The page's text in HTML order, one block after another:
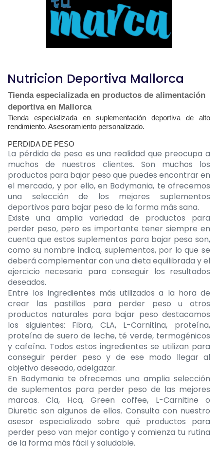
Nutricion Deportiva Mallorca
Tienda especializada en productos de alimentación
deportiva en Mallorca
Tienda especializada en suplementación deportiva de alto
rendimiento. Asesoramiento personalizado.
PERDIDA DE PESO
La pérdida de peso es una realidad que preocupa a
muchos de nuestros clientes. Son muchos los
productos para bajar peso que puedes encontrar en
el mercado, y por ello, en Bodymania, te ofrecemos
una selección de los mejores suplementos
deportivos para bajar peso de la forma más sana.
Existe una amplia variedad de productos para
perder peso, pero es importante tener siempre en
cuenta que estos suplementos para bajar peso son,
como su nombre indica, suplementos, por lo que se
deberá complementar con una dieta equilibrada y el
ejercicio necesario para conseguir los resultados
deseados.
Entre los ingredientes más utilizados a la hora de
crear las pastillas para perder peso u otros
productos naturales para bajar peso destacamos
los siguientes: Fibra, CLA, L-Carnitina, proteína,
proteína de suero de leche, té verde, termogénicos
y cafeína. Todos estos ingredientes se utilizan para
conseguir perder peso y de ese modo llegar al
objetivo deseado, adelgazar.
En Bodymania te ofrecemos una amplia selección
de suplementos para perder peso de las mejores
marcas. Cla, Hca, Green coffee, L-Carnitine o
Diuretic son algunos de ellos. Consulta con nuestro
asesor especializado sobre qué productos para
perder peso van mejor contigo y comienza tu rutina
de la forma más fácil y saludable.